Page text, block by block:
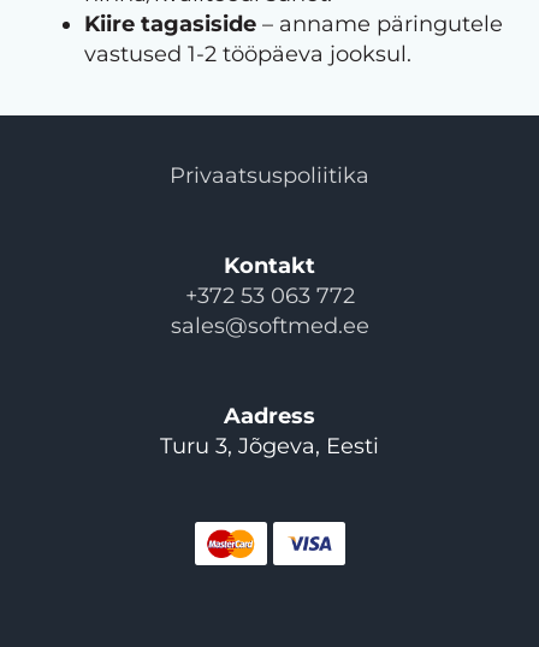
Kiire tagasiside– anname päringutele
vastused 1-2 tööpäeva jooksul.
Privaatsuspoliitika
Kontakt
+372 53 063 772
sales@softmed.ee
Aadress
Turu 3, Jõgeva, Eesti